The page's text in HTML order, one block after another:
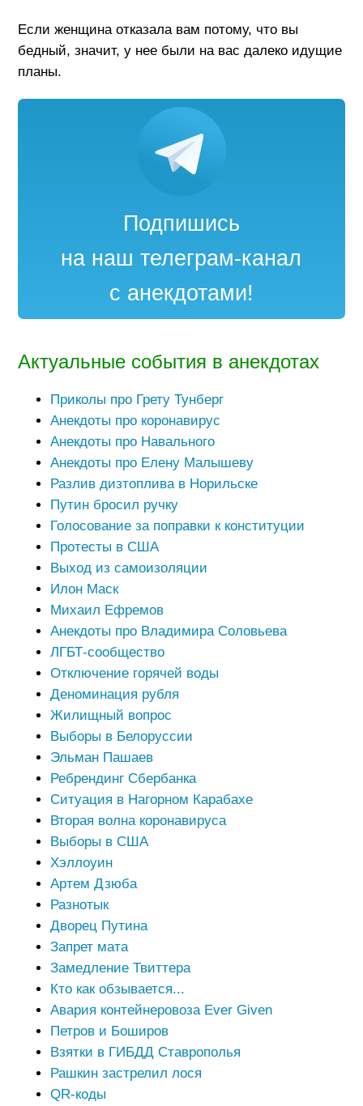
Если женщина отказала вам потому, что вы
бедный, значит, у нее были на вас далеко идущие
планы.
Подпишись
на наш телеграм-канал
с анекдотами!
Актуальные события в анекдотах
Приколы про Грету Тунберг
Анекдоты про коронавирус
Анекдоты про Навального
Анекдоты про Елену Малышеву
Разлив дизтоплива в Норильске
Путин бросил ручку
Голосование за поправки к конституции
Протесты в США
Выход из самоизоляции
Илон Маск
Михаил Ефремов
Анекдоты про Владимира Соловьева
ЛГБТ-сообщество
Отключение горячей воды
Деноминация рубля
Жилищный вопрос
Выборы в Белоруссии
Эльман Пашаев
Ребрендинг Сбербанка
Ситуация в Нагорном Карабахе
Вторая волна коронавируса
Выборы в США
Хэллоуин
Артем Дзюба
Разнотык
Дворец Путина
Запрет мата
Замедление Твиттера
Кто как обзывается...
Авария контейнеровоза Ever Given
Петров и Боширов
Взятки в ГИБДД Ставрополья
Рашкин застрелил лося
QR-коды